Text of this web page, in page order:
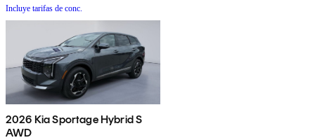
Incluye tarifas de conc.
2026 Kia Sportage Hybrid S
AWD